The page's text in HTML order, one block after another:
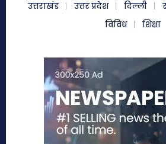
उत्तराखंड उत्तर प्रदेश दिल्ली
विविध
शिक्षा